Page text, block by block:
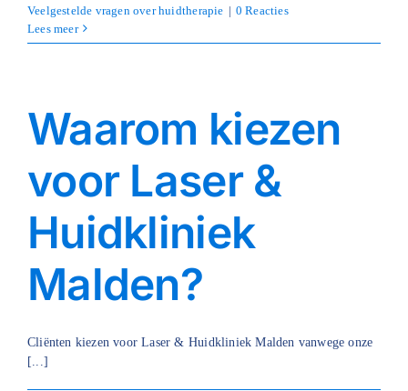
Veelgestelde vragen over huidtherapie | 0 Reacties
Lees meer
Waarom kiezen
voor Laser &
Huidkliniek
Malden?
Cliënten kiezen voor Laser & Huidkliniek Malden vanwege onze
[...]